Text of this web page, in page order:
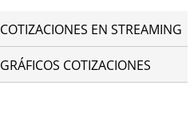
COTIZACIONES EN STREAMING
GRÁFICOS COTIZACIONES